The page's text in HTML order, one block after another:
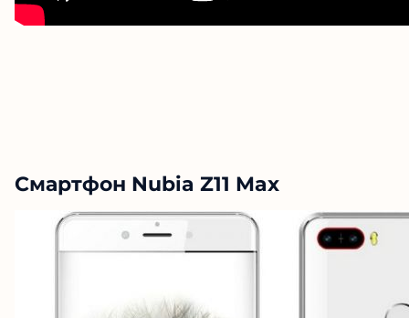
Смартфон Nubia Z11 Max